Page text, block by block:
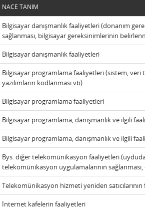
NACE TANIM
Bilgisayar danışmanlık faaliyetleri (donanım
sağlanması, bilgisayar gereksinimlerinin
Bilgisayar danışmanlık faaliyetleri
Bilgisayar programlama faaliyetleri (sistem, veri
yazılımların kodlanması vb)
Bilgisayar programlama faaliyetleri
Bilgisayar programlama, danışmanlık ve ilgili
Bilgisayar programlama, danışmanlık ve ilgili
Bys. diğer telekomünikasyon faaliyetleri
telekomünikasyon uygulamalarının
Telekomünikasyon hizmeti yeniden
İnternet kafelerin faaliyetleri